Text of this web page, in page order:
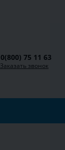
0(800) 75 11 63
Заказать звонок